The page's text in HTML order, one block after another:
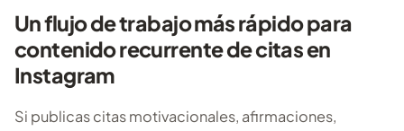
Un flujo de trabajo más rápido para
contenido recurrente de citas en
Instagram
Si publicas citas motivacionales, afirmaciones,